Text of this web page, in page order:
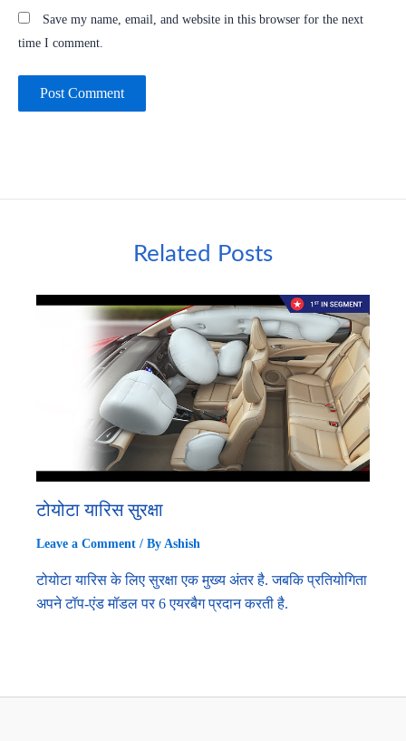
Save my name, email, and website in this browser for the next
time I comment.
Related Posts
टोयोटा यारिस सुरक्षा
Leave a Comment / By Ashish
टोयोटा यारिस के लिए सुरक्षा एक मुख्य अंतर है. जबकि प्रतियोगिता
अपने टॉप-एंड मॉडल पर 6 एयरबैग प्रदान करती है.